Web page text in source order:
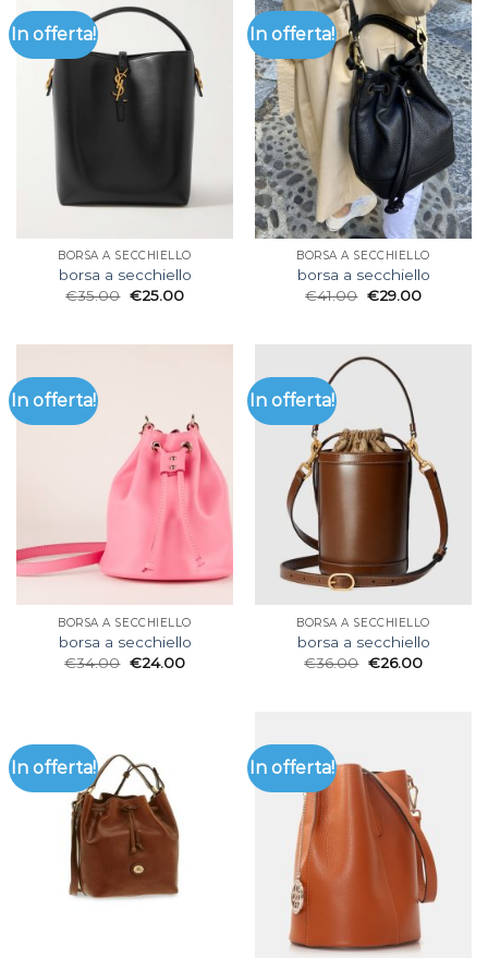
In offerta!
BORSA A SECCHIELLO
borsa a secchiello
€35.00 €25.00
In offerta!
BORSA A SECCHIELLO
borsa a secchiello
€41.00 €29.00
In offerta!
BORSA A SECCHIELLO
borsa a secchiello
€34.00 €24.00
In offerta!
BORSA A SECCHIELLO
borsa a secchiello
€36.00 €26.00
In offerta! In offerta!